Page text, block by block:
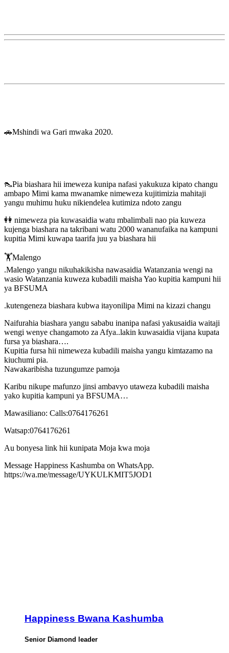
🚗Mshindi wa Gari mwaka 2020.
👠Pia biashara hii imeweza kunipa nafasi yakukuza kipato changu
ambapo Mimi kama mwanamke nimeweza kujitimizia mahitaji
yangu muhimu huku nikiendelea kutimiza ndoto zangu
👭 nimeweza pia kuwasaidia watu mbalimbali nao pia kuweza
kujenga biashara na takribani watu 2000 wananufaika na kampuni
kupitia Mimi kuwapa taarifa juu ya biashara hii
🏋️Malengo
.Malengo yangu nikuhakikisha nawasaidia Watanzania wengi na
wasio Watanzania kuweza kubadili maisha Yao kupitia kampuni hii
ya BFSUMA
.kutengeneza biashara kubwa itayonilipa Mimi na kizazi changu
Naifurahia biashara yangu sababu inanipa nafasi yakusaidia waitaji
wengi wenye changamoto za Afya..lakin kuwasaidia vijana kupata
fursa ya biashara….
Kupitia fursa hii nimeweza kubadili maisha yangu kimtazamo na
kiuchumi pia.
Nawakaribisha tuzungumze pamoja
Karibu nikupe mafunzo jinsi ambavyo utaweza kubadili maisha
yako kupitia kampuni ya BFSUMA…
Mawasiliano: Calls:0764176261
Watsap:0764176261
Au bonyesa link hii kunipata Moja kwa moja
Message Happiness Kashumba on WhatsApp.
https://wa.me/message/UYKULKMIT5JOD1
Happiness Bwana Kashumba
Senior Diamond leader